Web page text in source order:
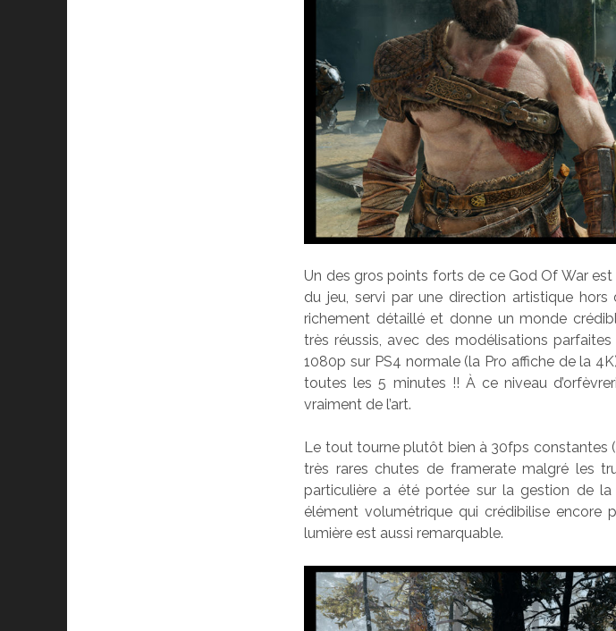
Un des gros points forts de ce God Of War
du jeu, servi par une direction artistique
richement détaillé et donne un monde
très réussis, avec des modélisations
1080p sur PS4 normale (la Pro affiche de la
toutes les 5 minutes !! À ce niveau
vraiment de l’art.
Le tout tourne plutôt bien à 30fps constantes
très rares chutes de framerate malgré les
particulière a été portée sur la gestion de
élément volumétrique qui crédibilise encore
lumière est aussi remarquable.